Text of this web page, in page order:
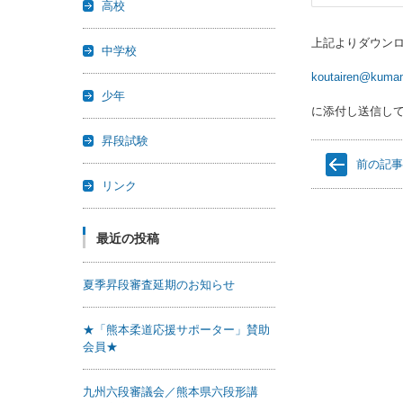
上記よりダウン
に添付し送信し
前の記事
高校
中学校
少年
昇段試験
リンク
最近の投稿
夏季昇段審査延期のお知らせ
★「熊本柔道応援サポーター」賛助
会員★
九州六段審議会／熊本県六段形講